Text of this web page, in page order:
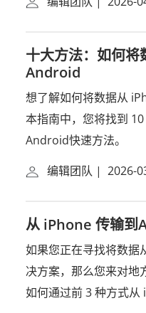
十大方法：如何
Android
想了解如何将数据从
本指南中，您将找到
Android快速方法。
编辑团队 | 2026-
从 iPhone 传输到
如果您正在寻找将数
决方案，那么您来对地
如何通过前 3 种方式从